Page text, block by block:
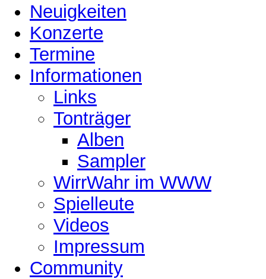
Neuigkeiten
Konzerte
Termine
Informationen
Links
Tonträger
Alben
Sampler
WirrWahr im WWW
Spielleute
Videos
Impressum
Community